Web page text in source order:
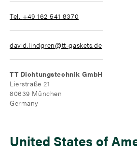
Tel. +49 162 541 8370
david.lindgren@tt-gaskets.de
TT Dichtungstechnik GmbH
Lierstraße 21
80639 München
Germany
United States of